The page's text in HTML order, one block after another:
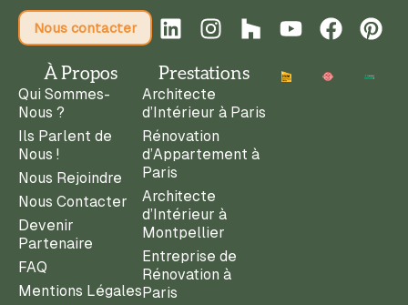
Nous contacter
À Propos
Qui Sommes-
Nous ?
Ils Parlent de
Nous !
Nous Rejoindre
Nous Contacter
Devenir
Partenaire
FAQ
Mentions Légales
Prestations
Architecte
d’Intérieur à Paris
Rénovation
d’Appartement à
Paris
Architecte
d’Intérieur à
Montpellier
Entreprise de
Rénovation à
Paris